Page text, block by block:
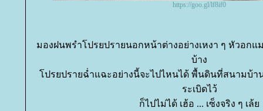
https://goo.gl/lf8if0
มองฝนพรำโปรยปรายนอกหน้าต่างอย่างเหงา ๆ หัวอกแ
บ้าง
ปรยปรายฉ่ำแฉะอย่างนี้จะไปไหนได้ พื้นดินที่สนามบ้า
ระเบิดไว้
ก็ไปไม่ได้ เฮ้อ ... เซ็งจริง ๆ เล้